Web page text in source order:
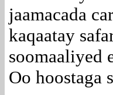
jaamacada
kaqaatay
soomaaliyed
Oo hoostaga